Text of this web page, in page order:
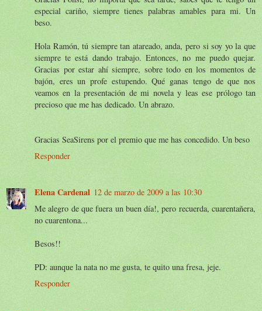
especial cariño, siempre tienes palabras amables para mi. Un
beso.
Hola Ramón, tú siempre tan atareado, anda, pero si soy yo la que
siempre te está dando trabajo. Entonces, no me puedo quejar.
Gracias por estar ahí siempre, sobre todo en los momentos de
bajón, eres un profe estupendo. Qué ganas tengo de que nos
veamos en la presentación de mi novela y leas ese prólogo tan
precioso que me has dedicado. Un abrazo.
Gracias SeaSirens por el premio que me has concedido. Un beso
Responder
Elena Cardenal 12 de marzo de 2009 a las 10:30
Me alegro de que fuera un buen día!, pero recuerda, cuarentañera,
no cuarentona...
Besos!!
PD: aunque la nata no me gusta, te quito una fresa, jeje.
Responder